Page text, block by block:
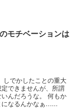
モチベーションは
しでかしたことの重大
できませんが、所謂
んだろうな。 何もか
になるんかなぁ…...